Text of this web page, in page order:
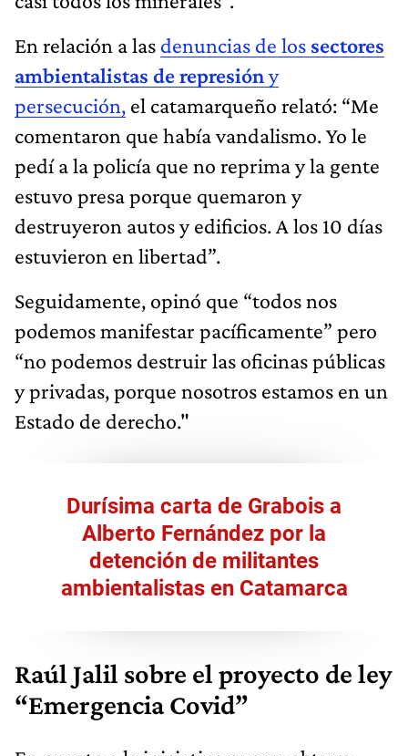
En relación a las denuncias de los sectores
ambientalistas de represióny
persecución, el catamarqueño relató: “Me
comentaron que había vandalismo. Yo le
pedí a la policía que no reprima y la gente
estuvo presa porque quemaron y
destruyeron autos y edificios. A los 10 días
estuvieron en libertad”.
Seguidamente, opinó que “todos nos
podemos manifestar pacíficamente” pero
“no podemos destruir las oficinas públicas
y privadas, porque nosotros estamos en un
Estado de derecho."
Durísima carta de Grabois a
Alberto Fernández por la
detención de militantes
ambientalistas en Catamarca
Raúl Jalil sobre el proyecto de ley
“Emergencia Covid”